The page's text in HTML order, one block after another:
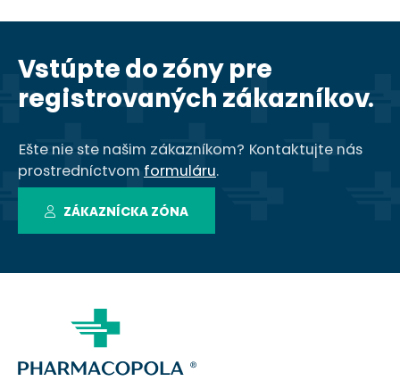
Vstúpte do zóny pre
registrovaných zákazníkov.
Ešte nie ste našim zákazníkom? Kontaktujte nás
prostredníctvom formuláru.
ZÁKAZNÍCKA ZÓNA